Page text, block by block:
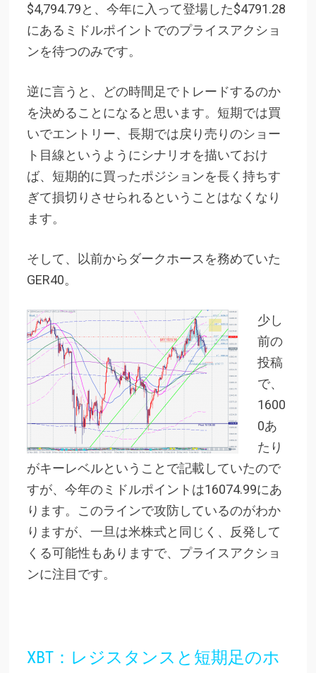
$4,794.79と、今年に入って登場した$4791.28
にあるミドルポイントでのプライスアクショ
ンを待つのみです。
逆に言うと、どの時間足でトレードするのか
を決めることになると思います。短期では買
いでエントリー、長期では戻り売りのショー
ト目線というようにシナリオを描いておけ
ば、短期的に買ったポジションを長く持ちす
ぎて損切りさせられるということはなくなり
ます。
そして、以前からダークホースを務めていた
GER40。
少し
前の
投稿
で、
1600
0あ
たり
がキーレベルということで記載していたので
すが、今年のミドルポイントは16074.99にあ
ります。このラインで攻防しているのがわか
りますが、一旦は米株式と同じく、反発して
くる可能性もありますで、プライスアクショ
ンに注目です。
XBT：レジスタンスと短期足のホ